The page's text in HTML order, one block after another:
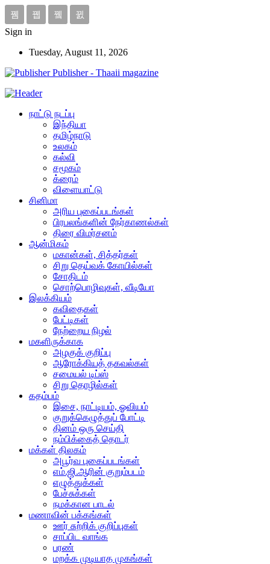
Sign in
Tuesday, August 11, 2026
Publisher - Thaaii magazine
நாட்டு நடப்பு
இந்தியா
தமிழ்நாடு
உலகம்
கல்வி
சமூகம்
க்ரைம்
விளையாட்டு
சினிமா
அரிய புகைப்படங்கள்
பிரபலங்களின் நேர்காணல்கள்
திரை விமர்சனம்
ஆன்மிகம்
மகான்கள், சித்தர்கள்
சிறு தெய்வக் கோயில்கள்
சோதிடம்
சொற்பொழிவுகள், வீடியோ
இலக்கியம்
கவிதைகள்
பேட்டிகள்
நேற்றைய நிழல்
மகளிருக்காக
அழகுக் குறிப்பு
ஆரோக்கியத் தகவல்கள்
சமையல் டிப்ஸ்
சிறு தொழில்கள்
கதம்பம்
இசை, நாட்டியம், ஓவியம்
குறுக்கெழுத்துப் போட்டி
தினம் ஒரு செய்தி
நம்பிக்கைத் தொடர்
மக்கள் திலகம்
அபூர்வ புகைப்படங்கள்
எம்.ஜி.ஆரின் குறும்படம்
எழுத்துக்கள்
பேச்சுக்கள்
நமக்கான பாடல்
மணாவின் பக்கங்கள்
ஊர் சுற்றிக் குறிப்புகள்
சாப்பிட வாங்க
பரண்
மறக்க முடியாத முகங்கள்